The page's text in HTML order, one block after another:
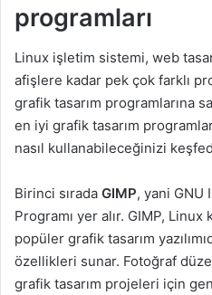
programları
Linux işletim sistemi, web
afişlere kadar pek çok farklı
grafik tasarım programlarına
en iyi grafik tasarım
nasıl kullanabileceğinizi
Birinci sırada GIMP, yani GNU
Programı yer alır. GIMP, Linux
popüler grafik tasarım
özellikleri sunar. Fotoğraf
grafik tasarım projeleri için